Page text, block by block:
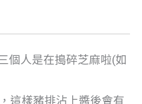
個人是在搗碎芝麻啦(如
這樣豬排沾上醬後會有